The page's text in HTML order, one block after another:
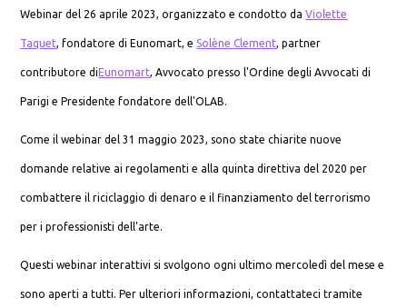
Webinar del 26 aprile 2023, organizzato e condotto daViolette
Taquet, fondatore di Eunomart, e Solène Clement, partner
contributore diEunomart, Avvocato presso l'Ordine degli Avvocati di
Parigi e Presidente fondatore dell'OLAB.
Come il webinar del 31 maggio 2023, sono state chiarite nuove
domande relative ai regolamenti e alla quinta direttiva del 2020 per
combattere il riciclaggio di denaro e il finanziamento del terrorismo
per i professionisti dell'arte.
Questi webinar interattivi si svolgono ogni ultimo mercoledì del mese e
sono aperti a tutti. Per ulteriori informazioni, contattateci tramite